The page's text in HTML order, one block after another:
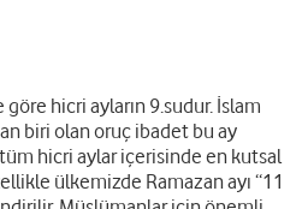
hicri ayların 9.sudur. İslam
biri olan oruç ibadet bu ay
hicri aylar içerisinde en kutsal
ülkemizde Ramazan ayı “11